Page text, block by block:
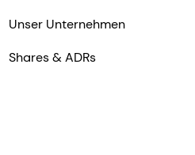
Unser Unternehmen
Shares & ADRs